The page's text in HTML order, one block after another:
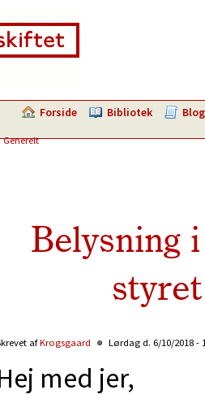
Forside Bibliotek Blog
Generelt
Belysning
afKrogsgaard Lørdag d. 6/10/2018 -
med jer,